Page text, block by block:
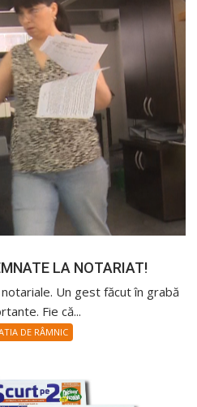
LA NOTARIAT!
Un gest făcut în grabă
Fie că...
DE RÂMNIC